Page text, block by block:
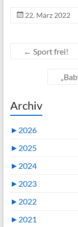
22. März 2022
← Sport frei!
Archiv
► 2026
► 2025
► 2024
► 2023
► 2022
► 2021